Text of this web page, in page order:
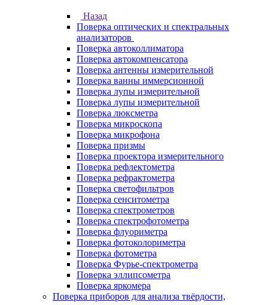
Назад
Поверка оптических и спектральных
анализаторов
Поверка автоколлиматора
Поверка автокомпенсатора
Поверка антенны измерительной
Поверка ванны иммерсионной
Поверка лупы измерительной
Поверка лупы измерительной
Поверка люксметра
Поверка микроскопа
Поверка микрофона
Поверка призмы
Поверка проектора измерительного
Поверка рефлектометра
Поверка рефрактометра
Поверка светофильтров
Поверка сенситометра
Поверка спектрометров
Поверка спектрофотометра
Поверка флуориметра
Поверка фотоколориметра
Поверка фотометра
Поверка Фурье-спектрометра
Поверка эллипсометра
Поверка яркомера
Поверка приборов для анализа твёрдости,